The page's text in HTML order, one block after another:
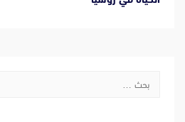
البحث